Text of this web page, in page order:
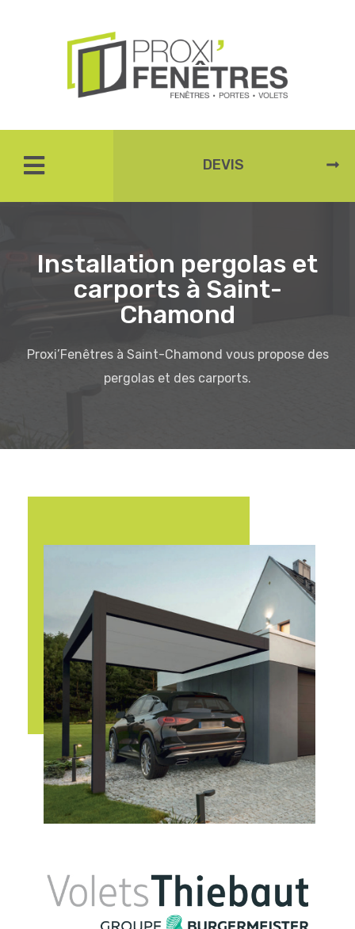
DEVIS
Installation pergolas et
carports à Saint-
Chamond
Proxi’Fenêtres à Saint-Chamond vous propose des
pergolas et des carports.